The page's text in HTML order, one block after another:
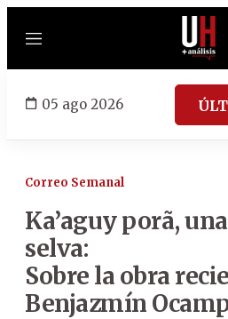
Menú
05 ago 2026
Correo Semanal
Ka’aguy porã,
selva:
Sobre la obra
Benjazmín